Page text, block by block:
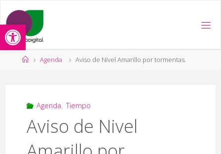
Abrir barra de herramientas
contenido
PáginaAgenda Aviso de Nivel Amarillo por tormentas.
Agenda, Tiempo
Aviso de Nivel